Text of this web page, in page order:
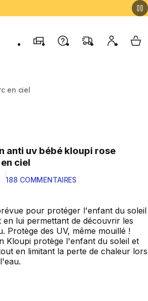
MagasinsContactez-nous
FAQ Mon My
en ciel
ciel
from 188 reviews
188 COMMENTAIRES
pour protéger l'enfant du soleil
lui permettant de découvrir les
Protège des UV, même mouillé !
Kloupi protège l'enfant du soleil et
en limitant la perte de chaleur lors